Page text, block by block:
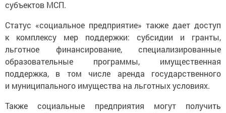
субъектов МСП.
Статус «социальное предприятие» также дает доступ
к комплексу мер поддержки: субсидии и гранты,
льготное финансирование, специализированные
образовательные программы, имущественная
поддержка, в том числе аренда государственного
и муниципального имущества на льготных условиях.
Также социальные предприятия могут получить